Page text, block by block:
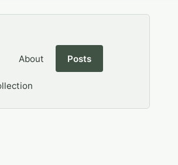
About Posts